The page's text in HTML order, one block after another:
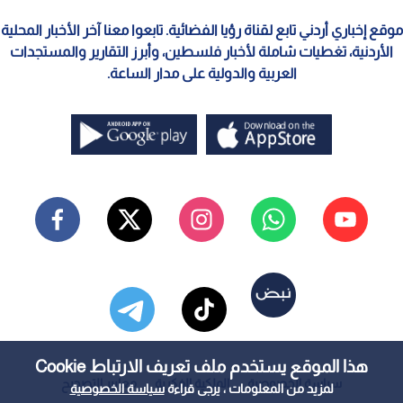
هذا الموقع يستخدم ملف تعريف الارتباط Cookie
لمزيد من المعلومات ، يرجى قراءةسياسة الخصوصية
موقع إخباري أردني تابع لقناة رؤيا الفضائية. تابعوا معنا آخر الأخبار المحلية
الأردنية، تغطيات شاملة لأخبار فلسطين، وأبرز التقارير والمستجدات
العربية والدولية على مدار الساعة.
سياسة الخصوصية الملكية الفكرية معايير التصحيح